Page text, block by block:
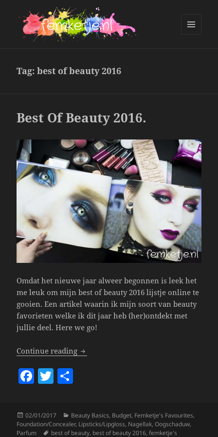
Tag:best of beauty 2016
Best Of Beauty 2016.
Omdat het nieuwe jaar alweer begonnen is leek het
me leuk om mijn best of beauty 2016 lijstje online te
gooien. Een artikel waarin ik mijn soort van beauty
favorieten welke ik dit jaar heb (her)ontdekt met
jullie deel. Here we go!
Continue reading Best Of Beauty 2016.
F
e
T
er re
Posted
on
02/01/2017 Categories
Beauty Basics, Budget, Femketje's Favourites,
Foundation/Concealer, Lipsticks/Lipgloss, Nagellak,Oogschaduw,
Parfum
Tags
best of beauty, best of beauty 2016,femketje's